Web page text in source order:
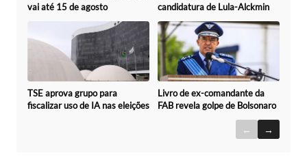
vai até 15 de agosto
candidatura de Lula-Alckmin
TSE aprova grupo para
fiscalizar uso de IA nas eleições
Livro de ex-comandante da
FAB revela golpe de Bolsonaro
← →